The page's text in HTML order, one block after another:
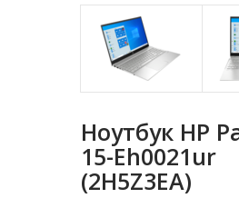
Ноутбук HP
15-Eh0021ur
(2H5Z3EA)